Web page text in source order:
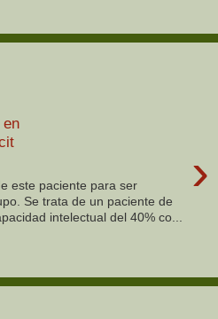
›
este paciente para ser
Se trata de un paciente de
intelectual del 40% co...